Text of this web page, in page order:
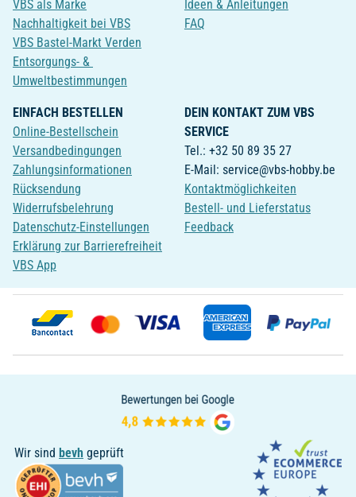
VBS als Marke
Nachhaltigkeit bei VBS
VBS Bastel-Markt Verden
Entsorgungs- &
Umweltbestimmungen
Ideen & Anleitungen
FAQ
EINFACH BESTELLEN
Online-Bestellschein
Versandbedingungen
Zahlungsinformationen
Rücksendung
Widerrufsbelehrung
Datenschutz-Einstellungen
Erklärung zur Barrierefreiheit
VBS App
DEIN KONTAKT ZUM VBS
SERVICE
Tel.: +32 50 89 35 27
E-Mail: service@vbs-hobby.be
Kontaktmöglichkeiten
Bestell- und Lieferstatus
Feedback
Wir sind bevh geprüft